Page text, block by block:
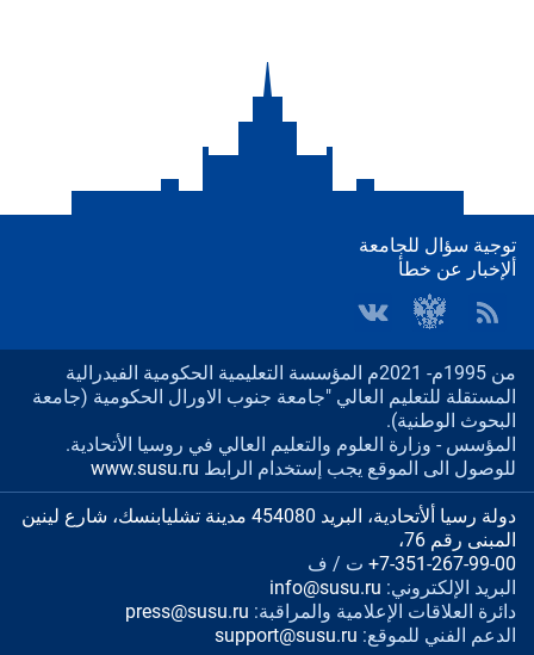
توجية سؤال للجامعة
ألإخبار عن خطأ
من 1995م- 2021م المؤسسة التعليمية الحكومية الفيدرالية
المستقلة للتعليم العالي "جامعة جنوب الاورال الحكومية (جامعة
البحوث الوطنية).
المؤسس - وزارة العلوم والتعليم العالي في روسيا الأتحادية.
للوصول الى الموقع يجب إستخدام الرابط www.susu.ru
دولة رسيا ألأتحادية، البريد 454080 مدينة تشليابنسك، شارع لينين
المبنى رقم 76،
+7-351-267-99-00 ت / ف
البريد الإلكتروني: info@susu.ru
دائرة العلاقات الإعلامية والمراقبة: press@susu.ru
الدعم الفني للموقع: support@susu.ru